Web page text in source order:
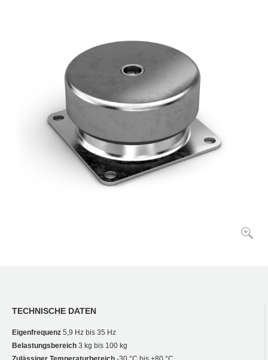
TECHNISCHE DATEN
Eigenfrequenz 5,9 Hz bis 35 Hz
Belastungsbereich 3 kg bis 100 kg